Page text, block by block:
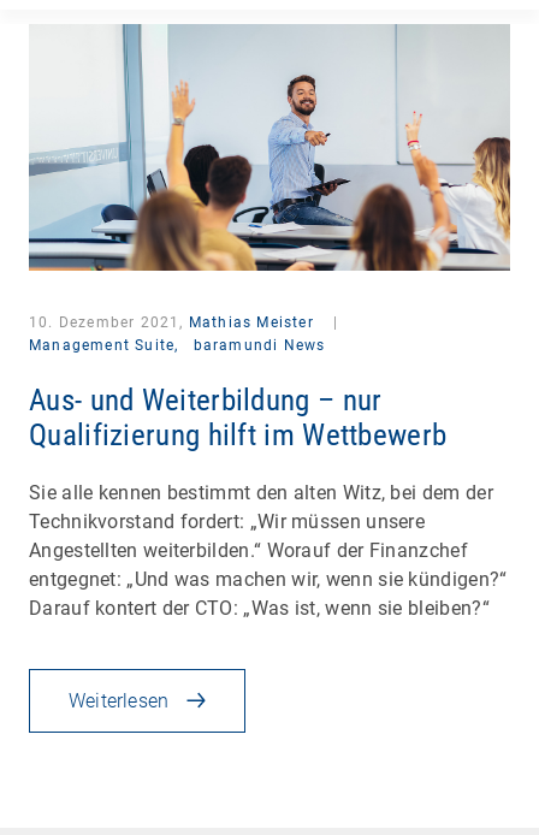
10. Dezember 2021, Mathias Meister
Management Suite,
baramundi News
Aus- und Weiterbildung – nur
Qualifizierung hilft im Wettbewerb
Sie alle kennen bestimmt den alten Witz, bei dem der
Technikvorstand fordert: „Wir müssen unsere
Angestellten weiterbilden.“ Worauf der Finanzchef
entgegnet: „Und was machen wir, wenn sie kündigen?“
Darauf kontert der CTO: „Was ist, wenn sie bleiben?“
Weiterlesen